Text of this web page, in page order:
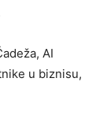
AI
u biznisu,